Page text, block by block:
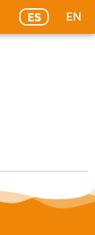
ES EN